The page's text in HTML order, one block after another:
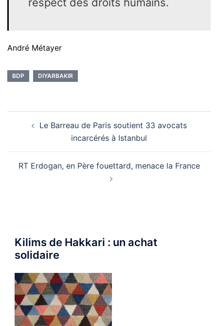
respect des droits humains.
André Métayer
BDP DIYARBAKIR
d’articleLe Barreau de Paris soutient 33 avocats
incarcérés à Istanbul
RT Erdogan, en Père fouettard, menace la France
Kilims de Hakkari : un achat
solidaire